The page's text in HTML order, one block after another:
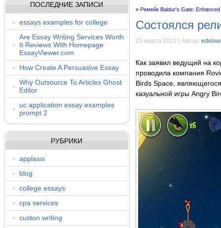
ПОСЛЕДНИЕ ЗАПИСИ
essays examples for college
Are Essay Writing Services Worth
It Reviews With Homepage
EssayViewer.com
How Create A Persuasive Essay
Why Outsource To Articles Ghost
Editor
uc application essay examples
prompt 2
РУБРИКИ
applassi
blog
college essays
cpa services
custon writing
« Ремейк Baldur's Gate:
Состоялся
25 марта 2012 | Автор:
Как заявил ведущий на
проводила компания
Birds Space,
казуальной игры Angry